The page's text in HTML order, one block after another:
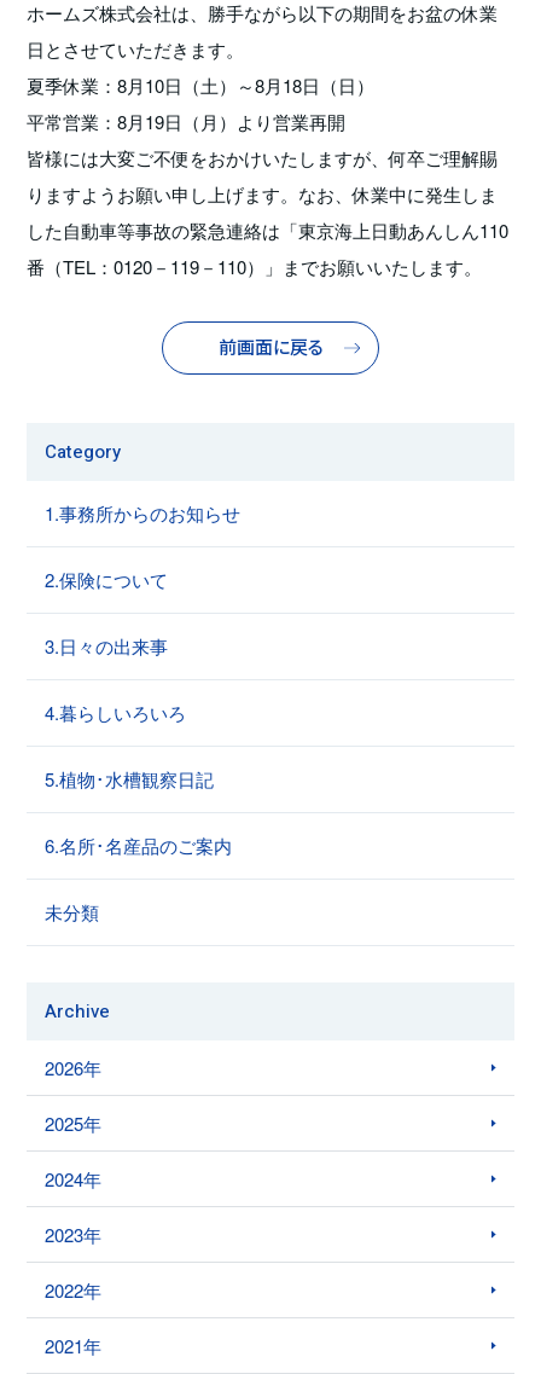
ホームズ株式会社は、勝手ながら以下の期間をお盆の休業
日とさせていただきます。
夏季休業：8月10日（土）～8月18日（日）
平常営業：8月19日（月）より営業再開
皆様には大変ご不便をおかけいたしますが、何卒ご理解賜
りますようお願い申し上げます。なお、休業中に発生しま
した自動車等事故の緊急連絡は「東京海上日動あんしん110
番（TEL：0120－119－110）」までお願いいたします。
前画面に戻る
Category
1.事務所からのお知らせ
2.保険について
3.日々の出来事
4.暮らしいろいろ
5.植物･水槽観察日記
6.名所･名産品のご案内
未分類
Archive
2026年
2025年
2024年
2023年
2022年
2021年